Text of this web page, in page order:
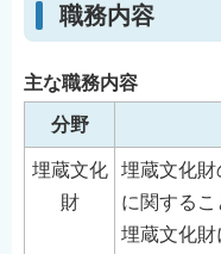
職務内容
主な職務内容
分野
埋蔵文化
財
埋蔵文化
に関するこ
埋蔵文化
English
繁體中文
한국어
नेपाली
Filipino